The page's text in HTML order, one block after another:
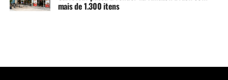
mais de 1.300 itens